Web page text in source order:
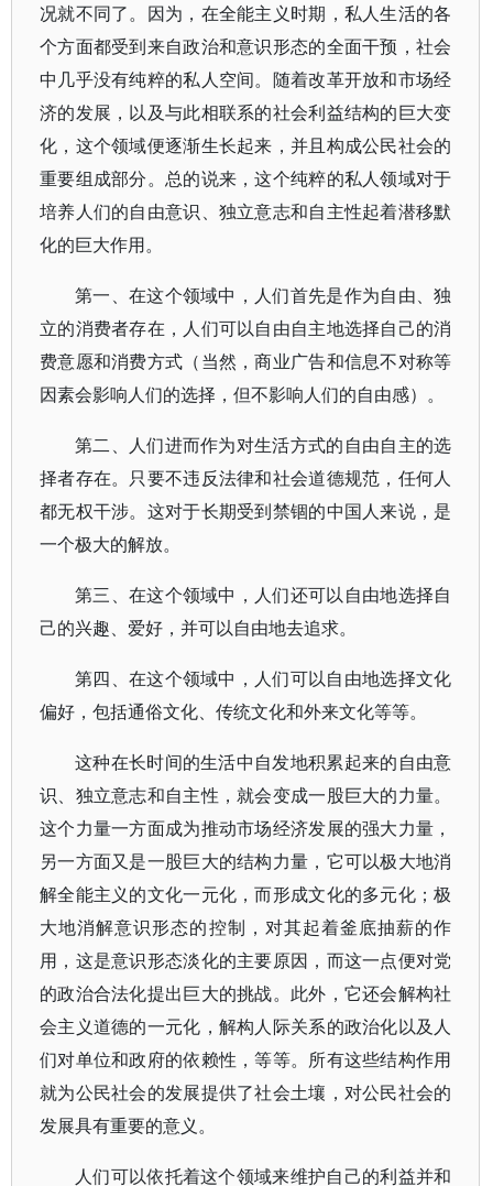
况就不同了。因为，在全能主义时期，私人生活的各
个方面都受到来自政治和意识形态的全面干预，社会
中几乎没有纯粹的私人空间。随着改革开放和市场经
济的发展，以及与此相联系的社会利益结构的巨大变
化，这个领域便逐渐生长起来，并且构成公民社会的
重要组成部分。总的说来，这个纯粹的私人领域对于
培养人们的自由意识、独立意志和自主性起着潜移默
化的巨大作用。
第一、在这个领域中，人们首先是作为自由、独
立的消费者存在，人们可以自由自主地选择自己的消
费意愿和消费方式（当然，商业广告和信息不对称等
因素会影响人们的选择，但不影响人们的自由感）。
第二、人们进而作为对生活方式的自由自主的选
择者存在。只要不违反法律和社会道德规范，任何人
都无权干涉。这对于长期受到禁锢的中国人来说，是
一个极大的解放。
第三、在这个领域中，人们还可以自由地选择自
己的兴趣、爱好，并可以自由地去追求。
第四、在这个领域中，人们可以自由地选择文化
偏好，包括通俗文化、传统文化和外来文化等等。
这种在长时间的生活中自发地积累起来的自由意
识、独立意志和自主性，就会变成一股巨大的力量。
这个力量一方面成为推动市场经济发展的强大力量，
另一方面又是一股巨大的结构力量，它可以极大地消
解全能主义的文化一元化，而形成文化的多元化；极
大地消解意识形态的控制，对其起着釜底抽薪的作
用，这是意识形态淡化的主要原因，而这一点便对党
的政治合法化提出巨大的挑战。此外，它还会解构社
会主义道德的一元化，解构人际关系的政治化以及人
们对单位和政府的依赖性，等等。所有这些结构作用
就为公民社会的发展提供了社会土壤，对公民社会的
发展具有重要的意义。
人们可以依托着这个领域来维护自己的利益并和